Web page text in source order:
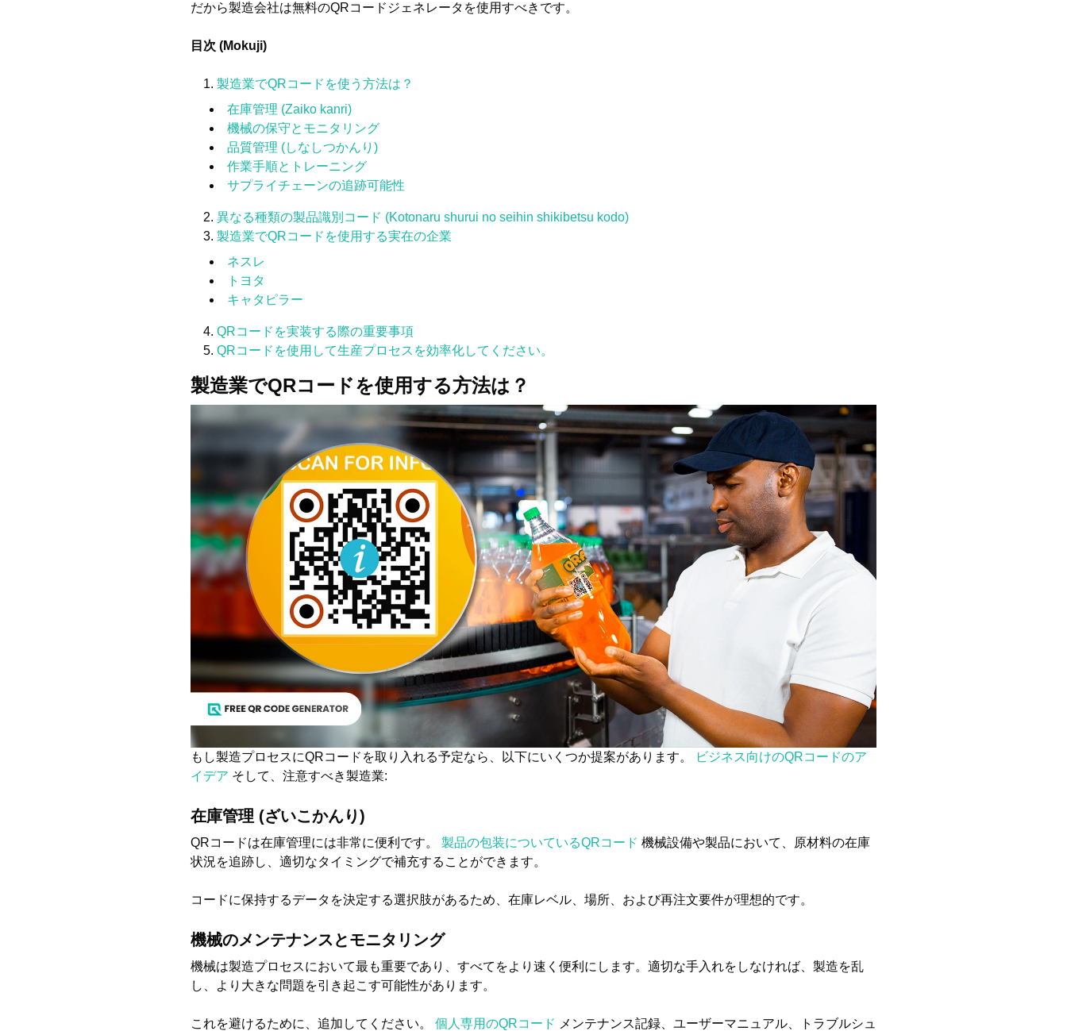
だから製造会社は無料のQRコードジェネレータを使用すべきです。
目次 (Mokuji)
製造業でQRコードを使う方法は？
在庫管理 (Zaiko kanri)
機械の保守とモニタリング
品質管理 (しなしつかんり)
作業手順とトレーニング
サプライチェーンの追跡可能性
異なる種類の製品識別コード (Kotonaru shurui no seihin shikibetsu kodo)
製造業でQRコードを使用する実在の企業
ネスレ
トヨタ
キャタピラー
QRコードを実装する際の重要事項
QRコードを使用して生産プロセスを効率化してください。
製造業でQRコードを使用する方法は？
もし製造プロセスにQRコードを取り入れる予定なら、以下にいくつか提案があります。
ビジネス向けのQRコードのア
イデア そして、注意すべき製造業:
在庫管理 (ざいこかんり)
QRコードは在庫管理には非常に便利です。 製品の包装についているQRコード 機械設備や製品において、原材料の在庫
状況を追跡し、適切なタイミングで補充することができます。
コードに保持するデータを決定する選択肢があるため、在庫レベル、場所、および再注文要件が理想的です。
機械のメンテナンスとモニタリング
機械は製造プロセスにおいて最も重要であり、すべてをより速く便利にします。適切な手入れをしなければ、製造を乱
し、より大きな問題を引き起こす可能性があります。
これを避けるために、追加してください。 個人専用のQRコード メンテナンス記録、ユーザーマニュアル、トラブルシュ